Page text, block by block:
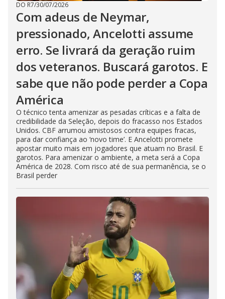
DO R7/30/07/2026
Com adeus de Neymar,
pressionado, Ancelotti assume
erro. Se livrará da geração ruim
dos veteranos. Buscará garotos. E
sabe que não pode perder a Copa
América
O técnico tenta amenizar as pesadas críticas e a falta de
credibilidade da Seleção, depois do fracasso nos Estados
Unidos. CBF arrumou amistosos contra equipes fracas,
para dar confiança ao ‘novo time’. E Ancelotti promete
apostar muito mais em jogadores que atuam no Brasil. E
garotos. Para amenizar o ambiente, a meta será a Copa
América de 2028. Com risco até de sua permanência, se o
Brasil perder